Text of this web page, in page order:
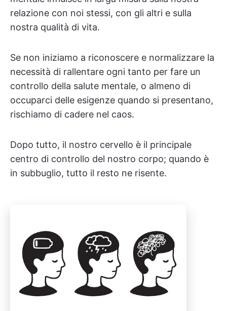
relazione con noi stessi, con gli altri e sulla
nostra qualità di vita.
Se non iniziamo a riconoscere e normalizzare la
necessità di rallentare ogni tanto per fare un
controllo della salute mentale, o almeno di
occuparci delle esigenze quando si presentano,
rischiamo di cadere nel caos.
Dopo tutto, il nostro cervello è il principale
centro di controllo del nostro corpo; quando è
in subbuglio, tutto il resto ne risente.